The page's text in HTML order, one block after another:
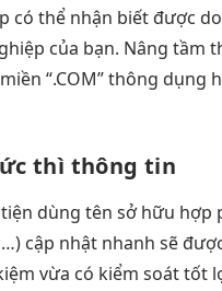
có thể nhận biết được
của bạn. Nâng tầm
miền “.COM” thông
thì thông tin
dùng tênsở hữu hợp
cập nhật nhanh sẽ
vừa có kiểm soát tốt